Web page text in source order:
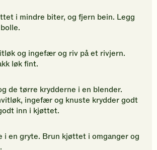
å
gi
gi
i mindre biter, og fjern bein. Legg
og ingefær og riv på et rivjern.
løk fint.
de tørre krydderne i en blender.
ingefær og knuste krydder godt
inn i kjøttet.
i en gryte. Brun kjøttet i omganger og